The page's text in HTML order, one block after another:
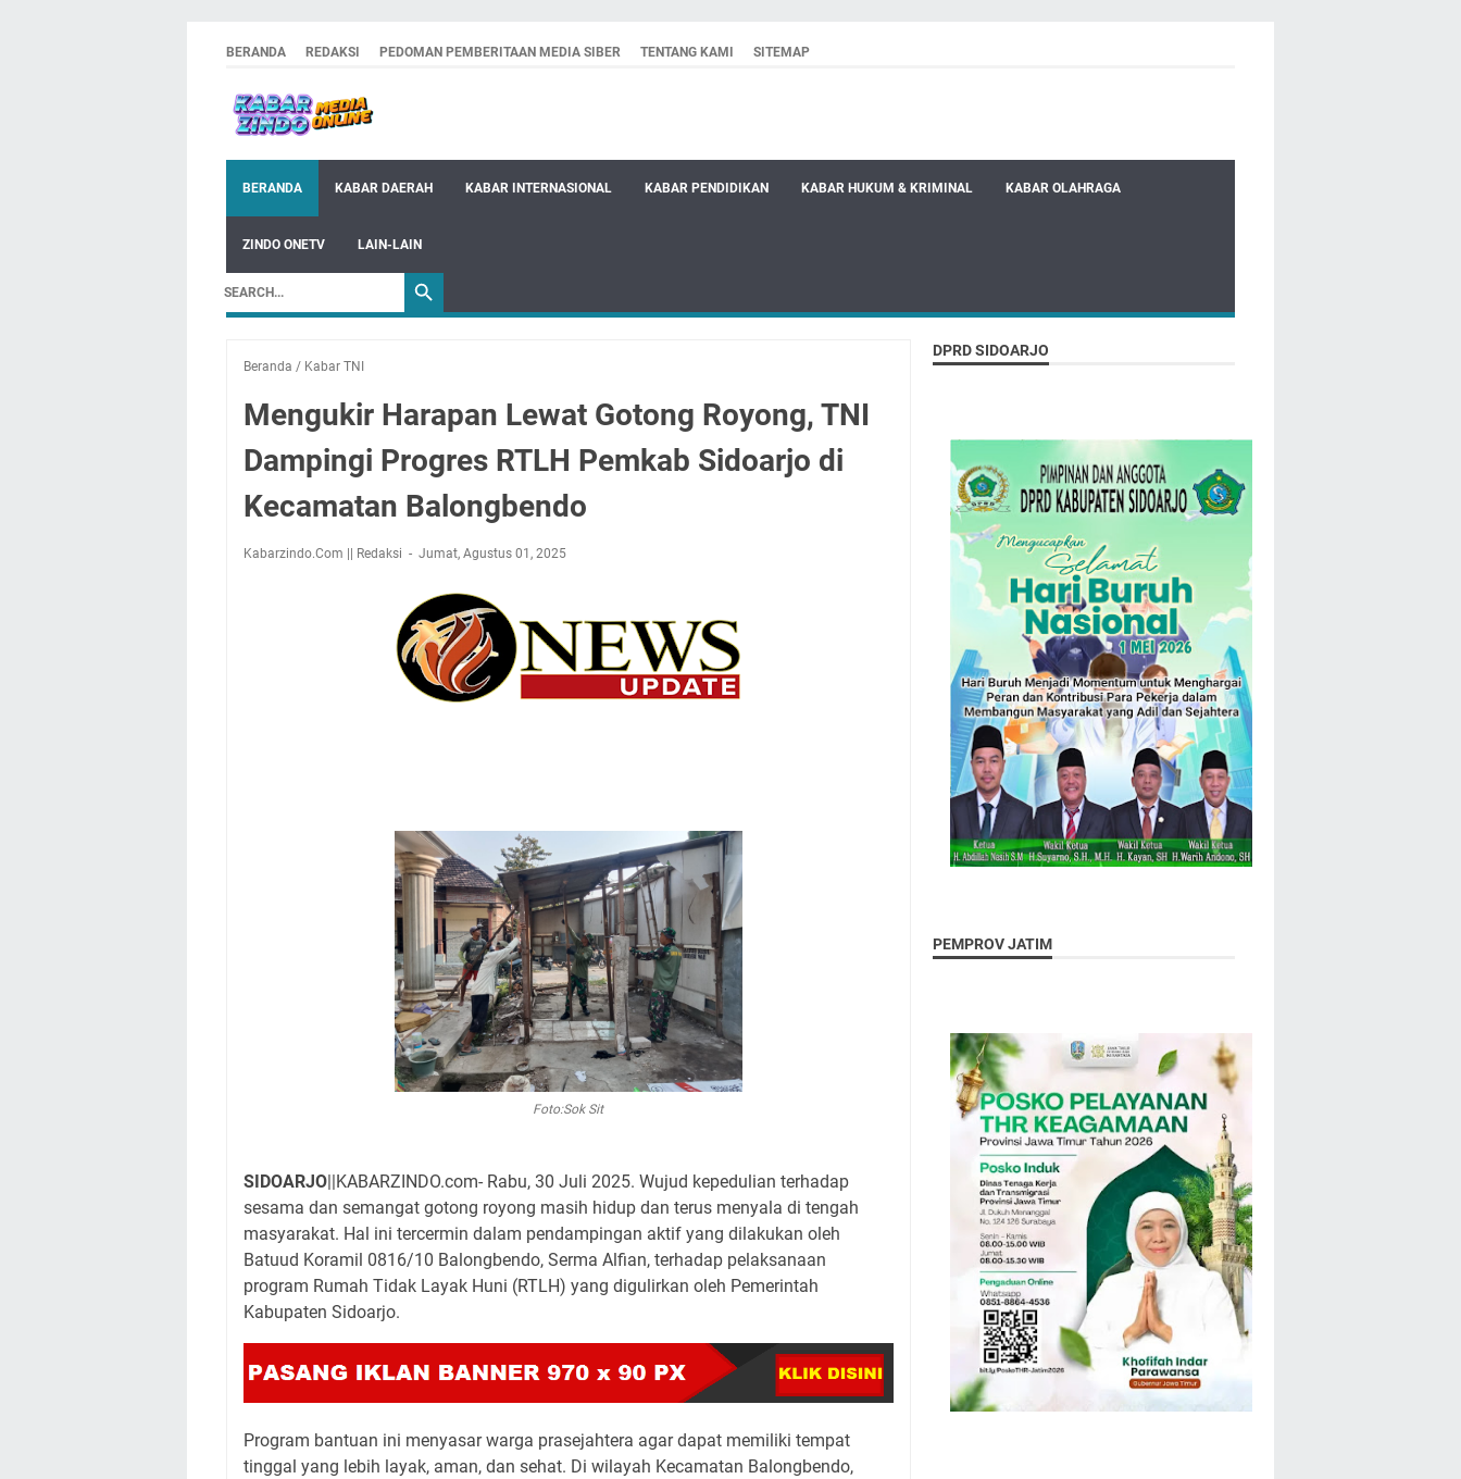
BERANDA REDAKSI PEDOMAN PEMBERITAAN MEDIA SIBER TENTANG KAMI SITEMAP
BERANDA KABAR DAERAH KABAR INTERNASIONAL KABAR PENDIDIKAN KABAR HUKUM & KRIMINAL KABAR OLAHRAGA
ZINDO ONETV LAIN-LAIN
Beranda / Kabar TNI
Mengukir Harapan Lewat Gotong Royong, TNI
Dampingi Progres RTLH Pemkab Sidoarjo di
Kecamatan Balongbendo
Kabarzindo.Com || Redaksi Jumat, Agustus 01, 2025
Foto:Sok Sit
SIDOARJO||KABARZINDO.com- Rabu, 30 Juli 2025. Wujud kepedulian terhadap
sesama dan semangat gotong royong masih hidup dan terus menyala di tengah
masyarakat. Hal ini tercermin dalam pendampingan aktif yang dilakukan oleh
Batuud Koramil 0816/10 Balongbendo, Serma Alfian, terhadap pelaksanaan
program Rumah Tidak Layak Huni (RTLH) yang digulirkan oleh Pemerintah
Kabupaten Sidoarjo.
Program bantuan ini menyasar warga prasejahtera agar dapat memiliki tempat
tinggal yang lebih layak, aman, dan sehat. Di wilayah Kecamatan Balongbendo,
DPRD SIDOARJO
PEMPROV JATIM